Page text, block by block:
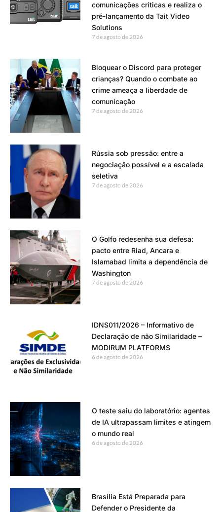
comunicações críticas e realiza o
pré-lançamento da Tait Video
Solutions
7 de agosto de 2026
Bloquear o Discord para proteger
crianças? Quando o combate ao
crime ameaça a liberdade de
comunicação
7 de agosto de 2026
Rússia sob pressão: entre a
negociação possível e a escalada
seletiva
7 de agosto de 2026
O Golfo redesenha sua defesa:
pacto entre Riad, Ancara e
Islamabad limita a dependência de
Washington
7 de agosto de 2026
IDNS011/2026 – Informativo de
Declaração de não Similaridade –
MODIRUM PLATFORMS
6 de agosto de 2026
O teste saiu do laboratório: agentes
de IA ultrapassam limites e atingem
o mundo real
6 de agosto de 2026
Brasília Está Preparada para
Defender o Presidente da